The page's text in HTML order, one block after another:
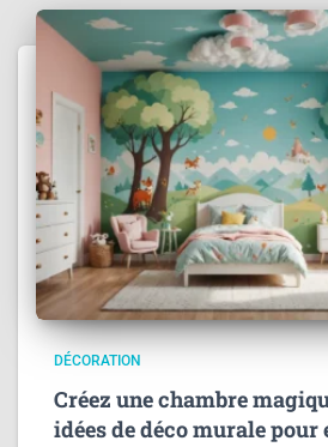
DÉCORATION
Créez une chambre
idées de déco murale pour